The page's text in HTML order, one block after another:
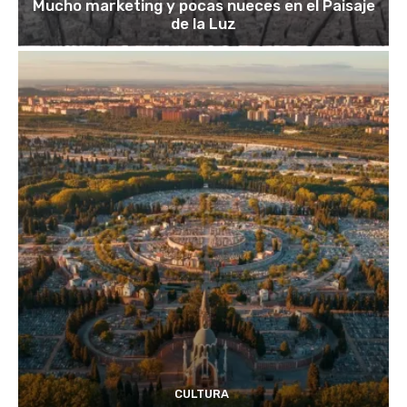
Mucho marketing y pocas nueces en el Paisaje
de la Luz
CULTURA